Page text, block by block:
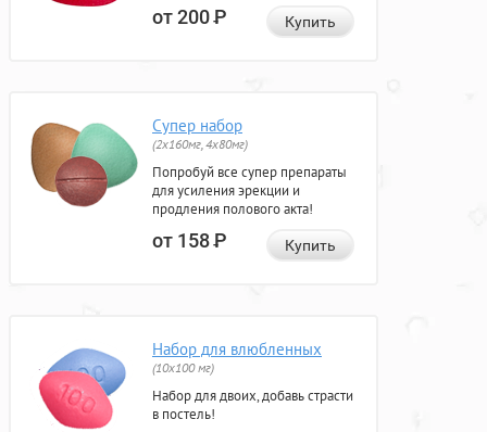
от 200Р Купить
Супер набор
(2х160мг, 4х80мг)
Попробуй все супер препараты
для усиления эрекции и
продления полового акта!
от 158Р Купить
Набор для влюбленных
(10х100 мг)
Набор для двоих, добавь страсти
в постель!